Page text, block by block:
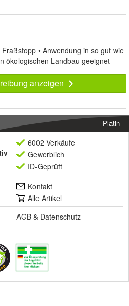
• Anwendung in so gut wie
ökologischen Landbau geeignet
anzeigen
Platin
6002 Verkäufe
Gewerblich
ID-Geprüft
Kontakt
Alle Artikel
AGB & Datenschutz